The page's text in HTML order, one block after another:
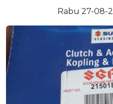
Rabu 27-08-